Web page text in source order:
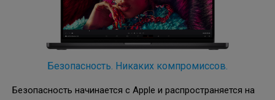
Безопасность. Никаких компромиссов.
Безопасность начинается с Apple и распространяется на